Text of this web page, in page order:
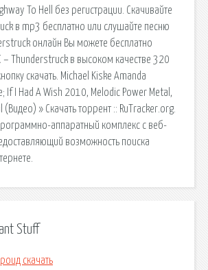
To Hell без регистрации. Скачивайте
в mp3 бесплатно или слушайте песню
онлайн Вы можете бесплатно
– Thunderstruck в высоком качестве 320
скачать. Michael Kiske Amanda
If I Had A Wish 2010, Melodic Power Metal,
(Видео) » Скачать торрент :: RuTracker.org.
аппаратный комплекс с веб-
возможность поиска
Stuff
скачать